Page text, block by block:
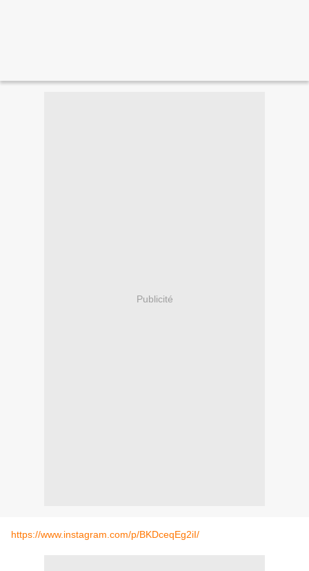
Publicité
https://www.instagram.com/p/BKDceqEg2iI/